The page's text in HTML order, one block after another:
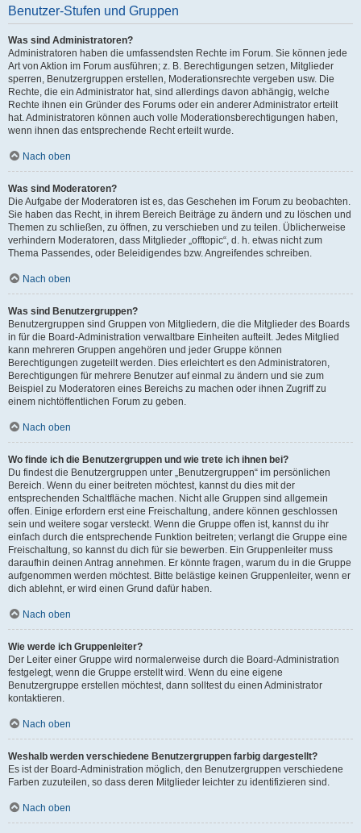
Benutzer-Stufen und Gruppen
Was sind Administratoren?
Administratoren haben die umfassendsten Rechte im Forum. Sie können jede
Art von Aktion im Forum ausführen; z. B. Berechtigungen setzen, Mitglieder
sperren, Benutzergruppen erstellen, Moderationsrechte vergeben usw. Die
Rechte, die ein Administrator hat, sind allerdings davon abhängig, welche
Rechte ihnen ein Gründer des Forums oder ein anderer Administrator erteilt
hat. Administratoren können auch volle Moderationsberechtigungen haben,
wenn ihnen das entsprechende Recht erteilt wurde.
Nach oben
Was sind Moderatoren?
Die Aufgabe der Moderatoren ist es, das Geschehen im Forum zu beobachten.
Sie haben das Recht, in ihrem Bereich Beiträge zu ändern und zu löschen und
Themen zu schließen, zu öffnen, zu verschieben und zu teilen. Üblicherweise
verhindern Moderatoren, dass Mitglieder „offtopic“, d. h. etwas nicht zum
Thema Passendes, oder Beleidigendes bzw. Angreifendes schreiben.
Nach oben
Was sind Benutzergruppen?
Benutzergruppen sind Gruppen von Mitgliedern, die die Mitglieder des Boards
in für die Board-Administration verwaltbare Einheiten aufteilt. Jedes Mitglied
kann mehreren Gruppen angehören und jeder Gruppe können
Berechtigungen zugeteilt werden. Dies erleichtert es den Administratoren,
Berechtigungen für mehrere Benutzer auf einmal zu ändern und sie zum
Beispiel zu Moderatoren eines Bereichs zu machen oder ihnen Zugriff zu
einem nichtöffentlichen Forum zu geben.
Nach oben
Wo finde ich die Benutzergruppen und wie trete ich ihnen bei?
Du findest die Benutzergruppen unter „Benutzergruppen“ im persönlichen
Bereich. Wenn du einer beitreten möchtest, kannst du dies mit der
entsprechenden Schaltfläche machen. Nicht alle Gruppen sind allgemein
offen. Einige erfordern erst eine Freischaltung, andere können geschlossen
sein und weitere sogar versteckt. Wenn die Gruppe offen ist, kannst du ihr
einfach durch die entsprechende Funktion beitreten; verlangt die Gruppe eine
Freischaltung, so kannst du dich für sie bewerben. Ein Gruppenleiter muss
daraufhin deinen Antrag annehmen. Er könnte fragen, warum du in die Gruppe
aufgenommen werden möchtest. Bitte belästige keinen Gruppenleiter, wenn er
dich ablehnt, er wird einen Grund dafür haben.
Nach oben
Wie werde ich Gruppenleiter?
Der Leiter einer Gruppe wird normalerweise durch die Board-Administration
festgelegt, wenn die Gruppe erstellt wird. Wenn du eine eigene
Benutzergruppe erstellen möchtest, dann solltest du einen Administrator
kontaktieren.
Nach oben
Weshalb werden verschiedene Benutzergruppen farbig dargestellt?
Es ist der Board-Administration möglich, den Benutzergruppen verschiedene
Farben zuzuteilen, so dass deren Mitglieder leichter zu identifizieren sind.
Nach oben